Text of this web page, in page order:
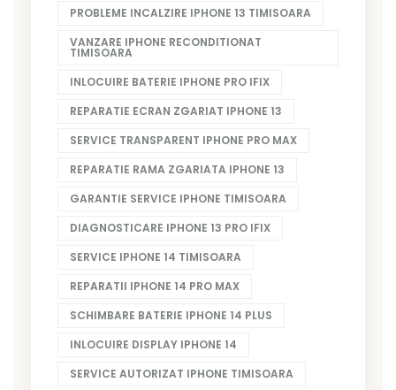
PROBLEME INCALZIRE IPHONE 13 TIMISOARA
VANZARE IPHONE RECONDITIONAT
TIMISOARA
INLOCUIRE BATERIE IPHONE PRO IFIX
REPARATIE ECRAN ZGARIAT IPHONE 13
SERVICE TRANSPARENT IPHONE PRO MAX
REPARATIE RAMA ZGARIATA IPHONE 13
GARANTIE SERVICE IPHONE TIMISOARA
DIAGNOSTICARE IPHONE 13 PRO IFIX
SERVICE IPHONE 14 TIMISOARA
REPARATII IPHONE 14 PRO MAX
SCHIMBARE BATERIE IPHONE 14 PLUS
INLOCUIRE DISPLAY IPHONE 14
SERVICE AUTORIZAT IPHONE TIMISOARA